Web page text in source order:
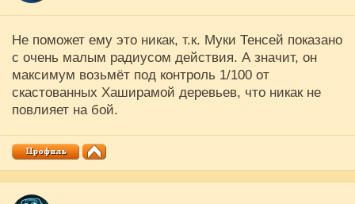
Не поможет ему это никак, т.к. Муки Тенсей показано
с очень малым радиусом действия. А значит, он
максимум возьмёт под контроль 1/100 от
скастованных Хаширамой деревьев, что никак не
повлияет на бой.